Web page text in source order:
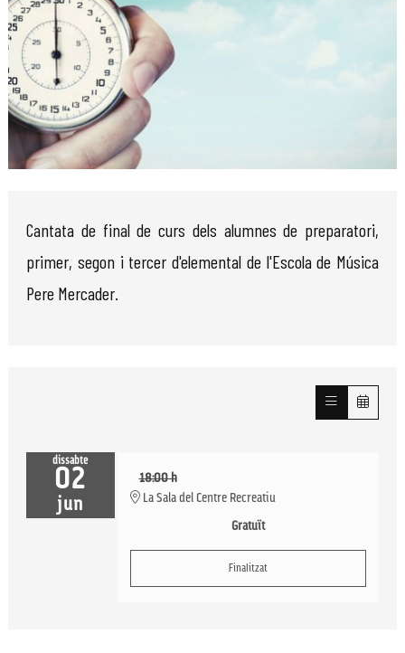
Cantata de final de curs dels alumnes de preparatori,
primer, segon i tercer d'elemental de l'Escola de Música
Pere Mercader.
dissabte
02
jun
18:00 h
La Sala del Centre Recreatiu
Gratuït
Finalitzat